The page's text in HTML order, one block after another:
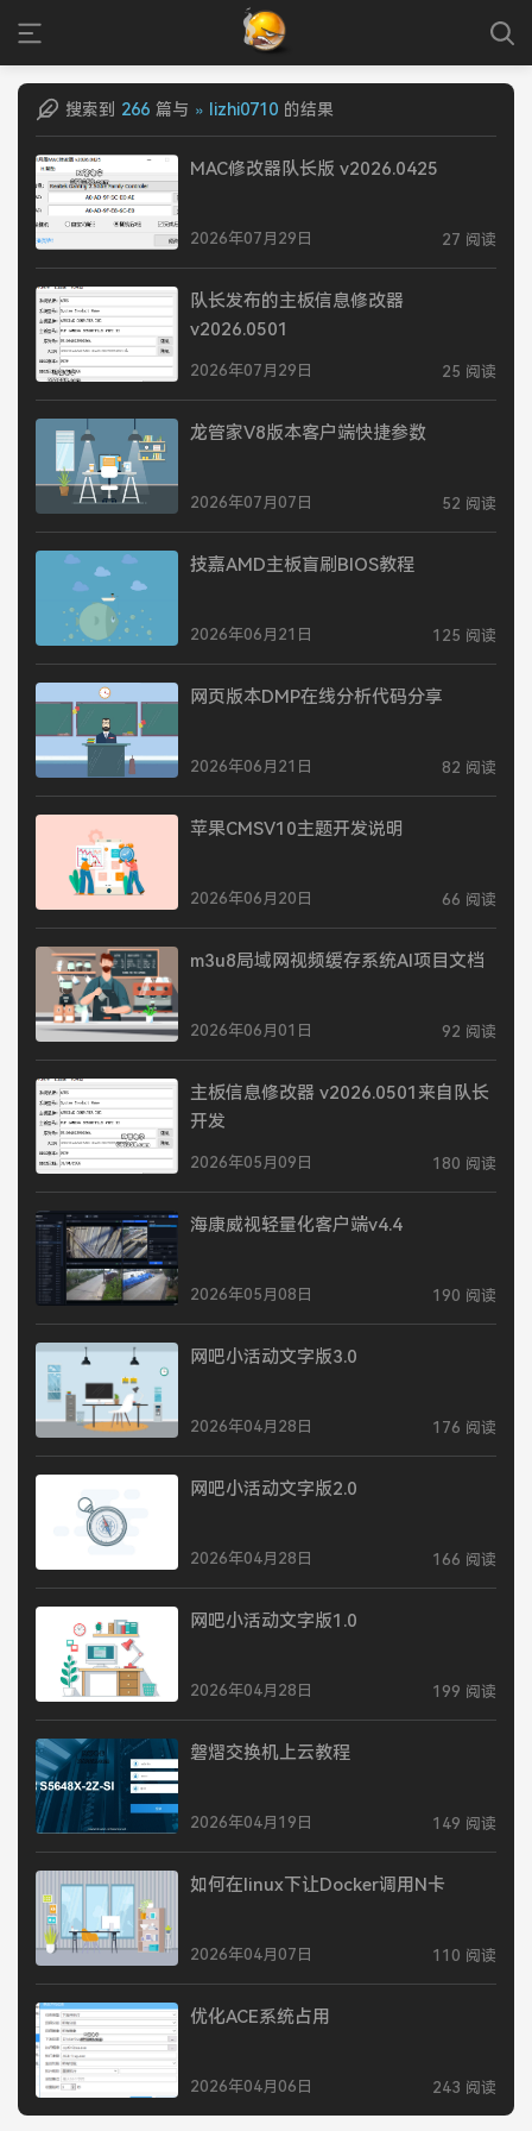
搜索到 266 篇与 » lizhi0710 的结果
MAC修改器队长版 v2026.0425
2026年07月29日 27 阅读
队长发布的主板信息修改器
v2026.0501
2026年07月29日 25 阅读
龙管家V8版本客户端快捷参数
2026年07月07日 52 阅读
技嘉AMD主板盲刷BIOS教程
2026年06月21日 125 阅读
网页版本DMP在线分析代码分享
2026年06月21日 82 阅读
苹果CMSV10主题开发说明
2026年06月20日 66 阅读
m3u8局域网视频缓存系统AI项目文档
2026年06月01日 92 阅读
主板信息修改器 v2026.0501来自队长
开发
2026年05月09日 180 阅读
海康威视轻量化客户端v4.4
2026年05月08日 190 阅读
网吧小活动文字版3.0
2026年04月28日 176 阅读
网吧小活动文字版2.0
2026年04月28日 166 阅读
网吧小活动文字版1.0
2026年04月28日 199 阅读
磐熠交换机上云教程
2026年04月19日 149 阅读
如何在linux下让Docker调用N卡
2026年04月07日 110 阅读
优化ACE系统占用
2026年04月06日 243 阅读